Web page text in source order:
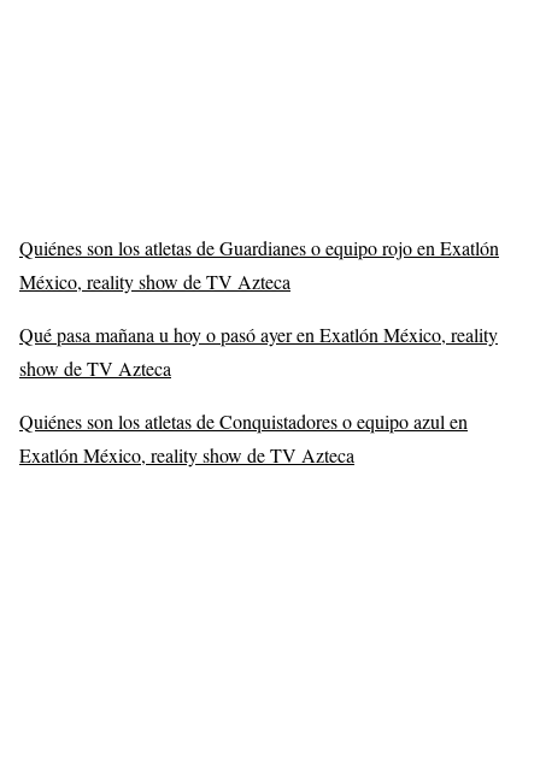
Quiénes son los atletas de Guardianes o equipo rojo en Exatlón
México, reality show de TV Azteca
Qué pasa mañana u hoy o pasó ayer en Exatlón México, reality
show de TV Azteca
Quiénes son los atletas de Conquistadores o equipo azul en
Exatlón México, reality show de TV Azteca